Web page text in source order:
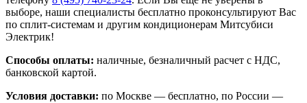
выборе, наши специалисты бесплатно проконсультируют Вас
по сплит-системам и другим кондиционерам Митсубиси
Электрик!
Способы оплаты: наличные, безналичный расчет с НДС,
банковской картой.
Условия доставки: по Москве — бесплатно, по России —